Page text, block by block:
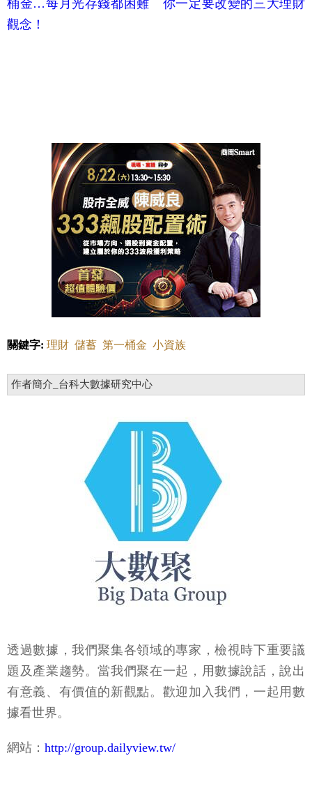
桶金…每月光存錢都困難 你一定要改變的三大理財
觀念！
關鍵字: 理財 儲蓄 第一桶金 小資族
作者簡介_台科大數據研究中心
透過數據，我們聚集各領域的專家，檢視時下重要議
題及產業趨勢。當我們聚在一起，用數據說話，說出
有意義、有價值的新觀點。歡迎加入我們，一起用數
據看世界。
網站： http://group.dailyview.tw/